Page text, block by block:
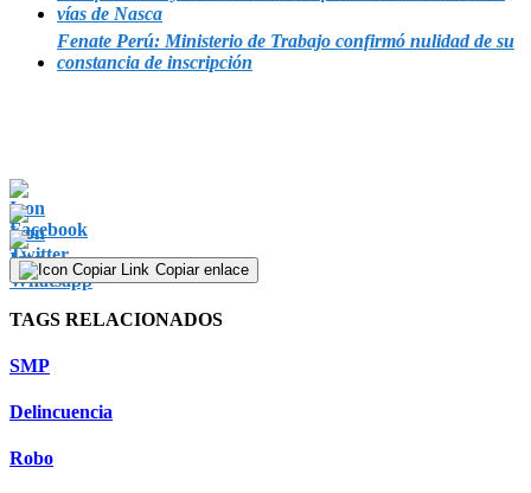
vías de Nasca
Fenate Perú: Ministerio de Trabajo confirmó nulidad de su
constancia de inscripción
Copiar enlace
TAGS RELACIONADOS
SMP
Delincuencia
Robo